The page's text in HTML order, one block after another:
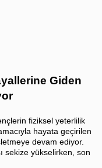
Giden
fiziksel yeterlilik
hayata geçirilen
devam ediyor.
sekize yükselirken, son